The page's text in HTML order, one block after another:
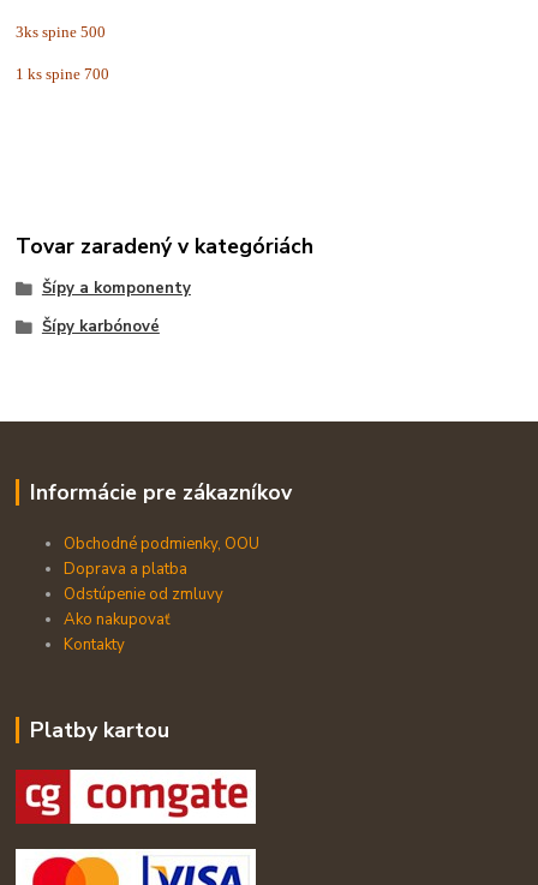
3ks spine 500
1 ks spine 700
Tovar zaradený v kategóriách
Šípy a komponenty
Šípy karbónové
Informácie pre zákazníkov
Obchodné podmienky, OOU
Doprava a platba
Odstúpenie od zmluvy
Ako nakupovať
Kontakty
Platby kartou